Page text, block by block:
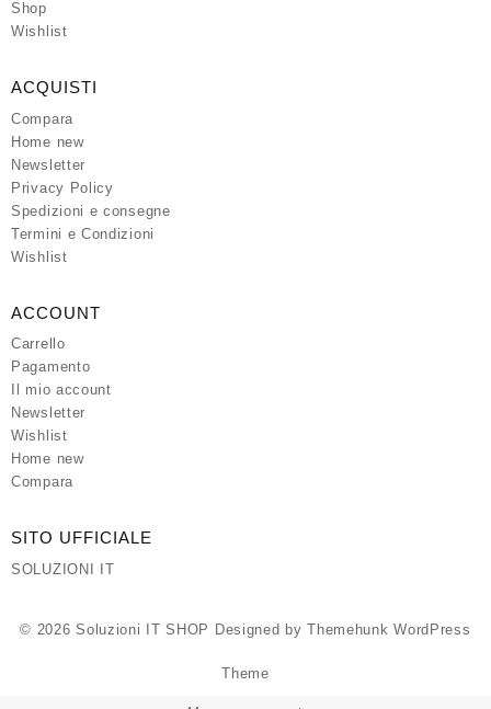
Shop
Wishlist
ACQUISTI
Compara
Home new
Newsletter
Privacy Policy
Spedizioni e consegne
Termini e Condizioni
Wishlist
ACCOUNT
Carrello
Pagamento
Il mio account
Newsletter
Wishlist
Home new
Compara
SITO UFFICIALE
SOLUZIONI IT
© 2026Soluzioni IT SHOP Designed by Themehunk WordPress
Theme